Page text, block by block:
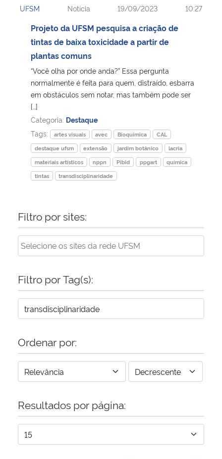
Ministério da Cidadania
Ministério da Saúde
Ministério de Minas e Energia
Ministério da Ciência, Tecnologia, Inovações e Comunicações
Ministério do Turismo
Ministério do Desenvolvimento Regional
Ministério da Mulher, da Família e dos Direitos Humanos
Secretaria-Geral
Gabinete de Segurança Institucional
Banco Central do Brasil
UFSM Notícia 19/09/2023 10:27
Projeto da UFSM pesquisa a criação de
tintas de baixa toxicidade a partir de
plantas comuns
“Você olha por onde anda?” Essa pergunta
normalmente é feita para quem, distraído, esbarra
em obstáculos sem notar, mas também pode ser
[…]
Categoria: Destaque
Tags:
artes visuais avec Bioquímica
CAL
destaque ufsm
extensão jardim botânico
lacria
materiais artísticos
nppn Pibid ppgart
química
tintas
transdisciplinaridade
Filtro por sites:
Filtro por Tag(s):
Ordenar por:
Resultados por página: